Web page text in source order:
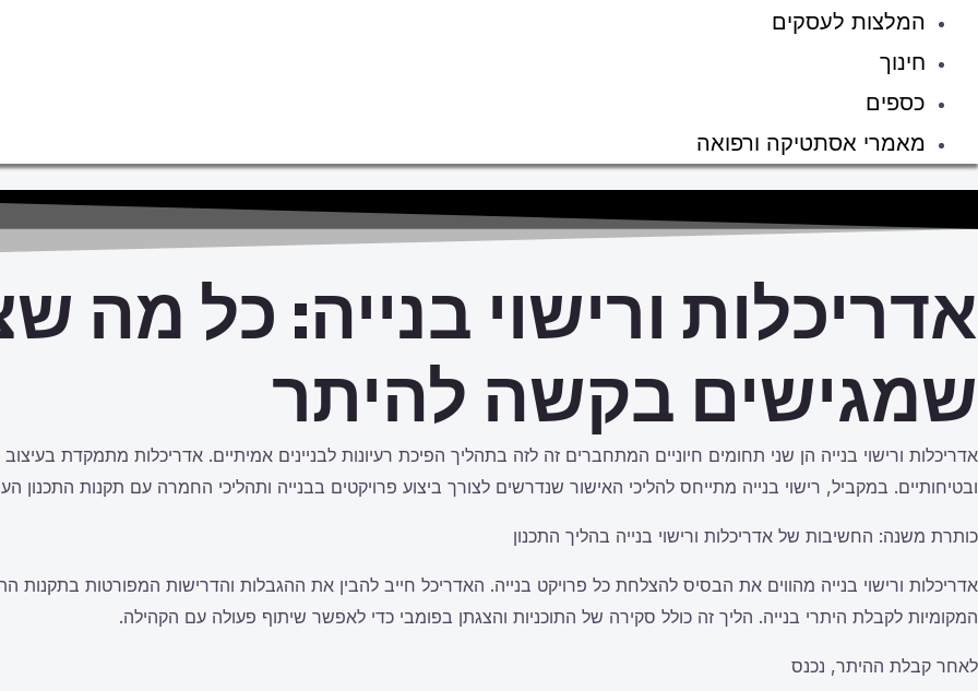
המלצות לעסקים
חינוך
כספים
מאמרי אסתטיקה ורפואה
אדריכלות ורישוי בנייה: כל מה
שמגישים בקשה להיתר
אדריכלות ורישוי בנייה הן שני תחומים חיוניים המתחברים זה לזה בתהליך הפיכת רעיונות לבניינים אמיתיים. אדריכלות מתמקדת
ובטיחותיים. במקביל, רישוי בנייה מתייחס להליכי האישור שנדרשים לצורך ביצוע פרויקטים בבנייה ותהליכי החמרה עם תקנות התכנון
כותרת משנה: החשיבות של אדריכלות ורישוי בנייה בהליך התכנון
אדריכלות ורישוי בנייה מהווים את הבסיס להצלחת כל פרויקט בנייה. האדריכל חייב להבין את ההגבלות והדרישות המפורטות בתקנות
המקומיות לקבלת היתרי בנייה. הליך זה כולל סקירה של התוכניות והצגתן בפומבי כדי לאפשר שיתוף פעולה עם הקהילה.
לאחר קבלת ההיתר, נכנס